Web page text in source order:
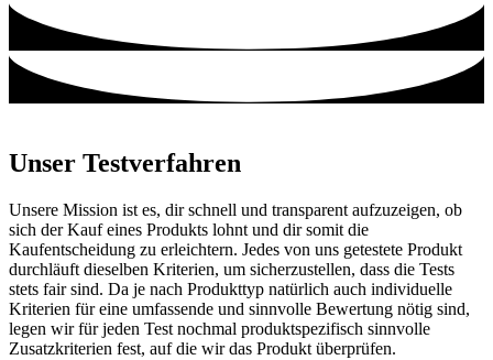
Unser Testverfahren
Unsere Mission ist es, dir schnell und transparent aufzuzeigen, ob
sich der Kauf eines Produkts lohnt und dir somit die
Kaufentscheidung zu erleichtern. Jedes von uns getestete Produkt
durchläuft dieselben Kriterien, um sicherzustellen, dass die Tests
stets fair sind. Da je nach Produkttyp natürlich auch individuelle
Kriterien für eine umfassende und sinnvolle Bewertung nötig sind,
legen wir für jeden Test nochmal produktspezifisch sinnvolle
Zusatzkriterien fest, auf die wir das Produkt überprüfen.